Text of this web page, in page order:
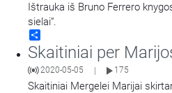
Ištrauka iš Bruno Ferrero
sielai“.
Skaitiniai per
2020-05-05 175
Skaitiniai Mergelei Marijai